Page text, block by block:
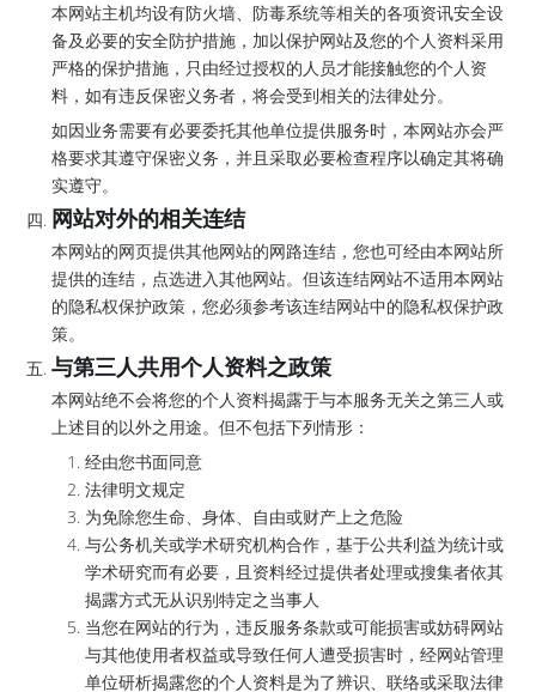
本网站主机均设有防火墙、防毒系统等相关的各项资讯安全设
备及必要的安全防护措施，加以保护网站及您的个人资料采用
严格的保护措施，只由经过授权的人员才能接触您的个人资
料，如有违反保密义务者，将会受到相关的法律处分。
如因业务需要有必要委托其他单位提供服务时，本网站亦会严
格要求其遵守保密义务，并且采取必要检查程序以确定其将确
实遵守。
网站对外的相关连结
本网站的网页提供其他网站的网路连结，您也可经由本网站所
提供的连结，点选进入其他网站。但该连结网站不适用本网站
的隐私权保护政策，您必须参考该连结网站中的隐私权保护政
策。
与第三人共用个人资料之政策
本网站绝不会将您的个人资料揭露于与本服务无关之第三人或
上述目的以外之用途。但不包括下列情形：
经由您书面同意
法律明文规定
为免除您生命、身体、自由或财产上之危险
与公务机关或学术研究机构合作，基于公共利益为统计或
学术研究而有必要，且资料经过提供者处理或搜集者依其
揭露方式无从识别特定之当事人
当您在网站的行为，违反服务条款或可能损害或妨碍网站
与其他使用者权益或导致任何人遭受损害时，经网站管理
单位研析揭露您的个人资料是为了辨识、联络或采取法律